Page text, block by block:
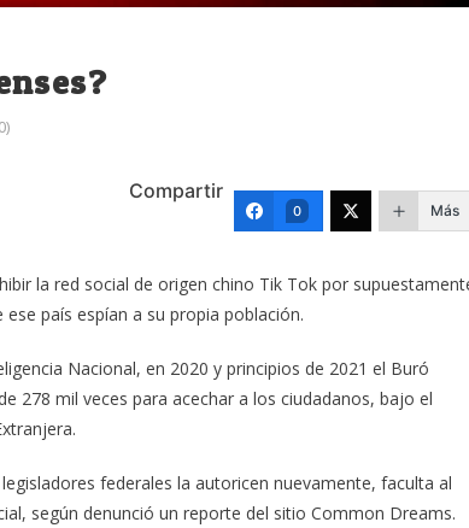
Compartir
0 Más
la red social de origen chino Tik Tok por
país espían a su propia población.
Nacional, en 2020 y principios de 2021 el Buró
278 mil veces para acechar a los ciudadanos, bajo el
federales la autoricen nuevamente, faculta al
según denunció un reporte del sitio Common Dreams.